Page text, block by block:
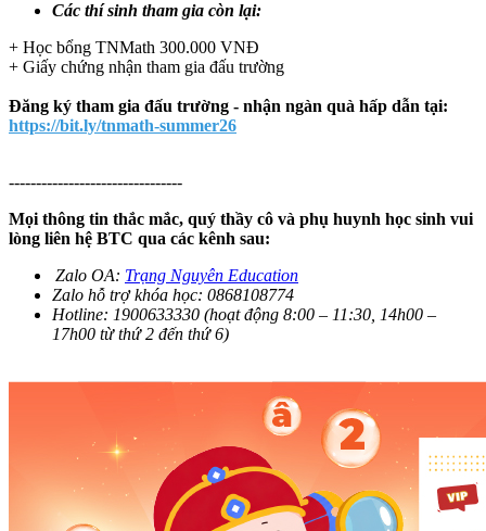
Các thí sinh tham gia còn lại:
+ Học bổng TNMath 300.000 VNĐ
+ Giấy chứng nhận tham gia đấu trường
Đăng ký tham gia đấu trường - nhận ngàn quà hấp dẫn tại:
https://bit.ly/tnmath-summer26
--------------------------------
Mọi thông tin thắc mắc, quý thầy cô và phụ huynh học sinh vui
lòng liên hệ BTC qua các kênh sau:
Zalo OA: Trạng Nguyên Education
Zalo hỗ trợ khóa học: 0868108774
Hotline: 1900633330 (hoạt động 8:00 – 11:30, 14h00 –
17h00 từ thứ 2 đến thứ 6)